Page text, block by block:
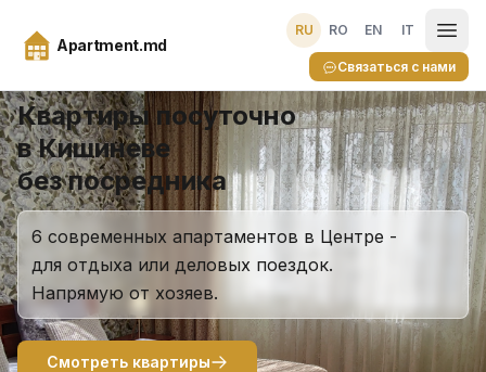
Apartment.md
RU RO EN IT
Связаться с нами
Ранний заезд и поздний выезд - бесплатно
Квартиры посуточно
в Кишиневе
без посредника
6 современных апартаментов в Центре -
для отдыха или деловых поездок.
Напрямую от хозяев.
Смотреть квартиры